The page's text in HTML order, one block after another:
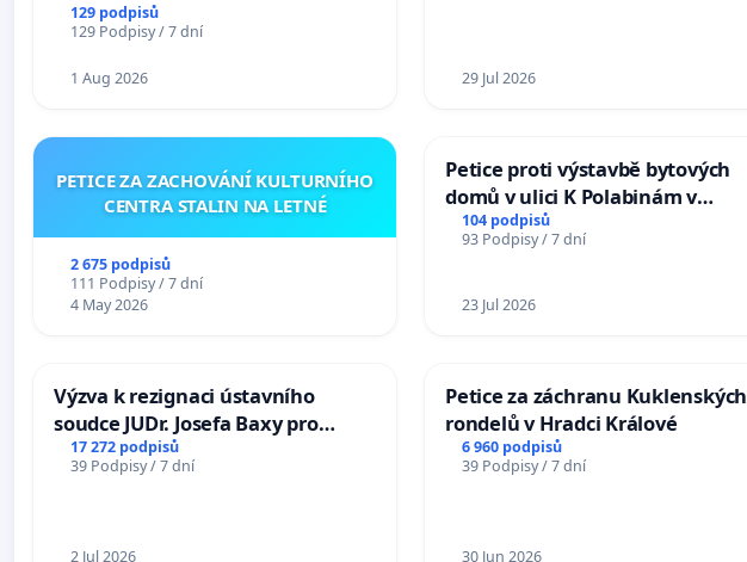
129 podpisů
129 Podpisy / 7 dní
1 Aug 2026 29 Jul 2026
PETICE ZA ZACHOVÁNÍ KULTURNÍHO
CENTRA STALIN NA LETNÉ
2 675 podpisů
111 Podpisy / 7 dní
4 May 2026
Petice proti výstavbě bytových
domů v ulici K Polabinám v
Pardubicích
104 podpisů
93 Podpisy / 7 dní
23 Jul 2026
Výzva k rezignaci ústavního
soudce JUDr. Josefa Baxy pro
ohrožení důvěry ve spravedlivý
proces
17 272 podpisů
39 Podpisy / 7 dní
2 Jul 2026
Petice za záchranu Kuklenských
rondelů v Hradci Králové
6 960 podpisů
39 Podpisy / 7 dní
30 Jun 2026